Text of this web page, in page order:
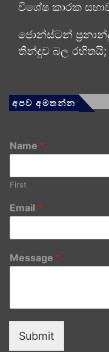
විශේෂ කාරක
ජොන්ස්ටන්
තීන්දුව බල
අපව අමතන්න
Name *
First
Email *
Message *
Submit